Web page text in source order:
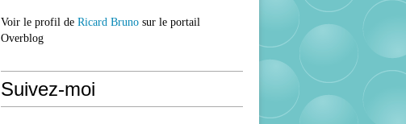
Voir le profil de Ricard Bruno sur le portail
Overblog
Suivez-moi